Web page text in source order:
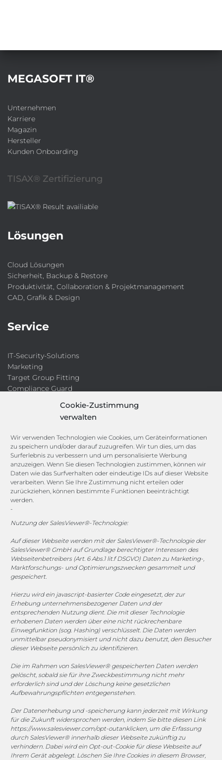
Cookie-Zustimmung
verwalten
Wir verwenden Technologien wie Cookies, um Geräteinformationen
zu speichern und/oder darauf zuzugreifen. Wir tun dies, um das
Surferlebnis zu verbessern und um personalisierte Werbung
anzuzeigen. Wenn Sie diesen Technologien zustimmen, können wir
Daten wie das Surfverhalten oder eindeutige IDs auf dieser Website
verarbeiten. Wenn Sie Ihre Zustimmung nicht erteilen oder
zurückziehen, können bestimmte Funktionen beeinträchtigt
werden.
-
Nutzung der SalesViewer®-Technologie:
Auf dieser Webseite werden mit der SalesViewer®-Technologie der
SalesViewer® GmbH auf Grundlage berechtigter Interessen des
Webseitenbetreibers (Art. 6 Abs.1 lit.f DSGVO) Daten zu Marketing-,
Marktforschungs- und Optimierungszwecken gesammelt und
gespeichert.
Hierzu wird ein javascript-basierter Code eingesetzt, der zur
Erhebung unternehmensbezogener Daten und der
entsprechenden Nutzung dient. Die mit dieser Technologie
erhobenen Daten werden über eine nicht rückrechenbare
Einwegfunktion (sog. Hashing) verschlüsselt. Die Daten werden
unmittelbar pseudonymisiert und nicht dazu benutzt, den Besucher
dieser Webseite persönlich zu identifizieren.
Die im Rahmen von SalesViewer® gespeicherten Daten werden
gelöscht, sobald sie für ihre Zweckbestimmung nicht mehr
erforderlich sind und der Löschung keine gesetzlichen
Aufbewahrungspflichten entgegenstehen.
Der Datenerhebung und -speicherung kann jederzeit mit Wirkung
für die Zukunft widersprochen werden, indem Sie bitte diesen Link
https://www.salesviewer.com/opt-outanklicken, um die Erfassung
durch SalesViewer® innerhalb dieser Webseite zukünftig zu
verhindern. Dabei wird ein Opt-out-Cookie für diese Webseite auf
Ihrem Gerät abgelegt. Löschen Sie Ihre Cookies in diesem Browser,
MEGASOFT IT®
Unternehmen
Karriere
Magazin
Hersteller
Kunden Onboarding
TISAX® Zertifizierung
Lösungen
Cloud Lösungen
Sicherheit, Backup & Restore
Produktivität, Collaboration & Projektmanagement
CAD, Grafik & Design
Service
IT-Security-Solutions
Marketing
Target Group Fitting
Compliance Guard
Channels
vertrieb@megasoft.de
+49 2173 265 06 0
Mo. - Do. 08:00 - 17:00 Uhr
Fr. 08:00 - 15:00 Uhr
Sponsoring
1. FC Monheim
COOKIE-RICHTLINIE (EU)
© 2025 MEGASOFT® IT GmbH & Co. KG |
MEGASOFT® IT übernimmt keinerlei Gewähr für die
Aktualität, Richtigkeit und Vollständigkeit der
Haftungsansprüche gegen den Autor, welche sich auf
Schäden materieller oder ideeller Art beziehen, die durch
die Nutzung oder Nichtnutzung der dargebotenen
Informationen bzw. durch die Nutzung fehlerhafter und
unvollständiger Informationen verursacht wurden, sind